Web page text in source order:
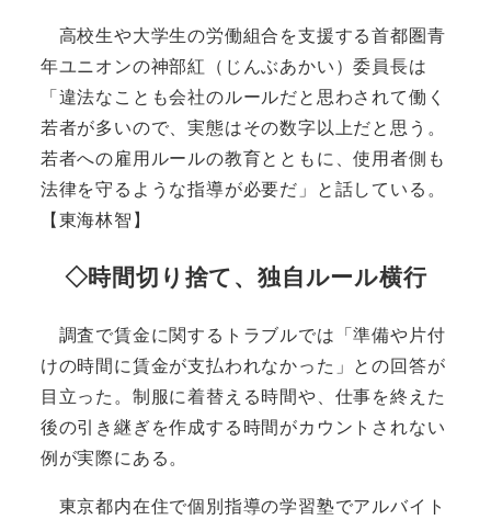
高校生や大学生の労働組合を支援する首都圏青
年ユニオンの神部紅（じんぶあかい）委員長は
「違法なことも会社のルールだと思わされて働く
若者が多いので、実態はその数字以上だと思う。
若者への雇用ルールの教育とともに、使用者側も
法律を守るような指導が必要だ」と話している。
【東海林智】
◇時間切り捨て、独自ルール横行
調査で賃金に関するトラブルでは「準備や片付
けの時間に賃金が支払われなかった」との回答が
目立った。制服に着替える時間や、仕事を終えた
後の引き継ぎを作成する時間がカウントされない
例が実際にある。
東京都内在住で個別指導の学習塾でアルバイト